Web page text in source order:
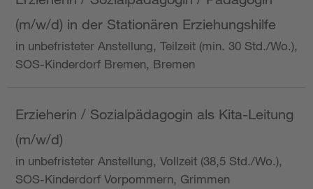
(m/w/d) in der Stationären Erziehungshilfe
in unbefristeter Anstellung, Teilzeit (min. 30 Std./Wo.),
SOS-Kinderdorf Bremen, Bremen
Erzieherin / Sozialpädagogin als Kita-Leitung
(m/w/d)
in unbefristeter Anstellung, Vollzeit (38,5 Std./Wo.),
SOS-Kinderdorf Vorpommern, Grimmen